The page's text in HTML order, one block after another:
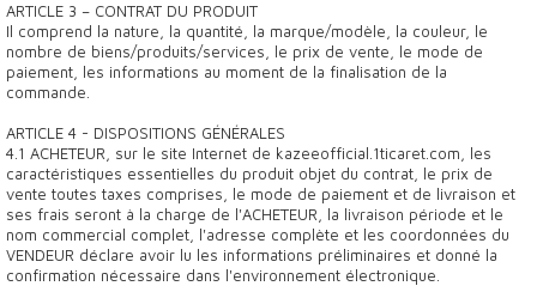
ARTICLE 3 – CONTRAT DU PRODUIT
Il comprend la nature, la quantité, la marque/modèle, la couleur, le
nombre de biens/produits/services, le prix de vente, le mode de
paiement, les informations au moment de la finalisation de la
commande.
ARTICLE 4 - DISPOSITIONS GÉNÉRALES
4.1 ACHETEUR, sur le site Internet de kazeeofficial.1ticaret.com, les
caractéristiques essentielles du produit objet du contrat, le prix de
vente toutes taxes comprises, le mode de paiement et de livraison et
ses frais seront à la charge de l'ACHETEUR, la livraison période et le
nom commercial complet, l'adresse complète et les coordonnées du
VENDEUR déclare avoir lu les informations préliminaires et donné la
confirmation nécessaire dans l'environnement électronique.